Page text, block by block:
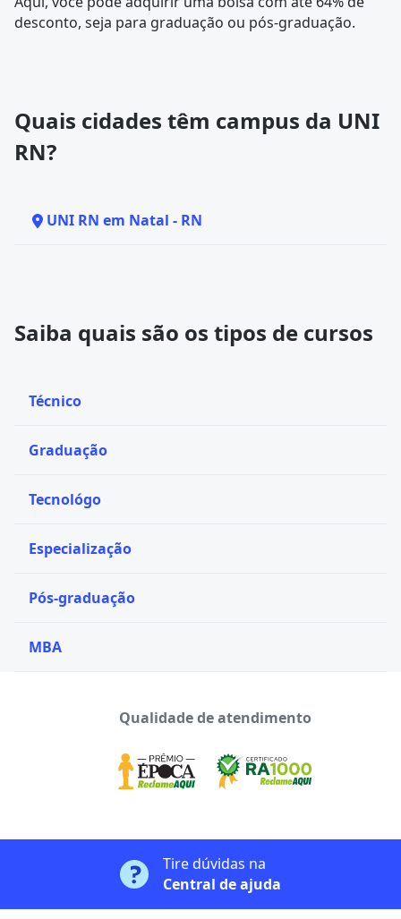
desconto, seja para graduação ou pós-graduação.
Quais cidades têm campus da UNI
RN?
UNI RN em Natal - RN
Saiba quais são os tipos de cursos
Técnico
Graduação
Tecnológo
Especialização
Pós-graduação
MBA
Qualidade de atendimento
Tire dúvidas na
Central de ajuda